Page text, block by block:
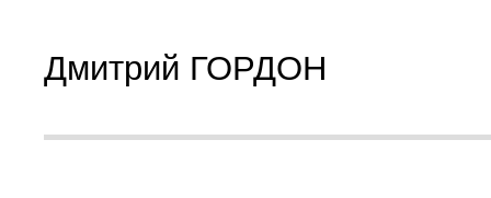
Дмитрий ГОРДОН